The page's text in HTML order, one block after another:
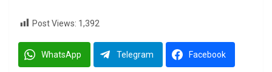
Post Views: 1,392
WhatsApp Telegram Facebook